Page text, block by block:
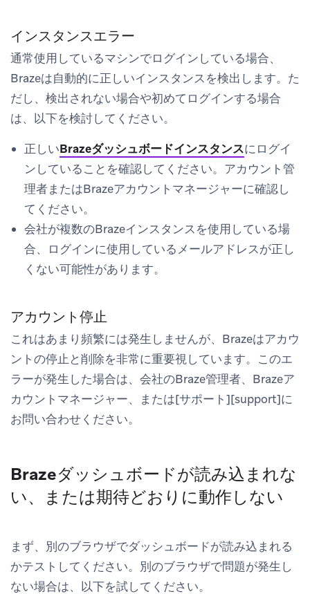
インスタンスエラー
通常使用しているマシンでログインしている場合、
Brazeは自動的に正しいインスタンスを検出します。た
だし、検出されない場合や初めてログインする場合
は、以下を検討してください。
正しいBrazeダッシュボードインスタンスにログイ
ンしていることを確認してください。アカウント管
理者またはBrazeアカウントマネージャーに確認し
てください。
会社が複数のBrazeインスタンスを使用している場
合、ログインに使用しているメールアドレスが正し
くない可能性があります。
アカウント停止
これはあまり頻繁には発生しませんが、Brazeはアカウ
ントの停止と削除を非常に重要視しています。このエ
ラーが発生した場合は、会社のBraze管理者、Brazeア
カウントマネージャー、または[サポート][support]に
お問い合わせください。
Brazeダッシュボードが読み込まれな
い、または期待どおりに動作しない
まず、別のブラウザでダッシュボードが読み込まれる
かテストしてください。別のブラウザで問題が発生し
ない場合は、以下を試してください。